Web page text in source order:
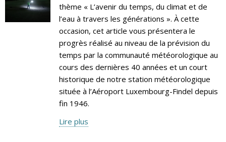
thème « L’avenir du temps, du climat et de
l’eau à travers les générations ». À cette
occasion, cet article vous présentera le
progrès réalisé au niveau de la prévision du
temps par la communauté météorologique au
cours des dernières 40 années et un court
historique de notre station météorologique
située à l’Aéroport Luxembourg-Findel depuis
fin 1946.
Lire plus